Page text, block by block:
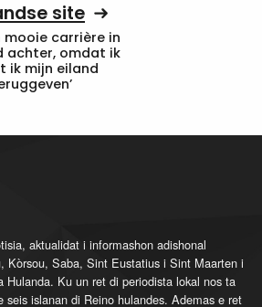
site
mooie carrière in
achter, omdat ik
ik mijn eiland
aktualidat i informashon adishonal
Kòrsou, Saba, Sint Eustatius i Sint Maarten i
Hulanda. Ku un ret di periodista lokal nos ta
seis islanan di Reino hulandes. Ademas e ret